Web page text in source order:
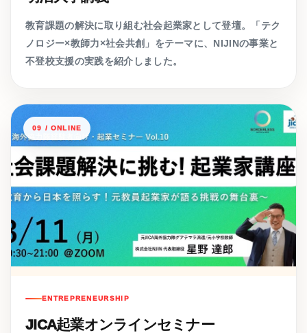
教育課題の解決に取り組む社会起業家として登壇。「テク
ノロジー×教師力×社会共創」をテーマに、NIJINの事業と
不登校支援の実践を紹介しました。
09 / ONLINE
ENTREPRENEURSHIP
JICA起業オンラインセミナー